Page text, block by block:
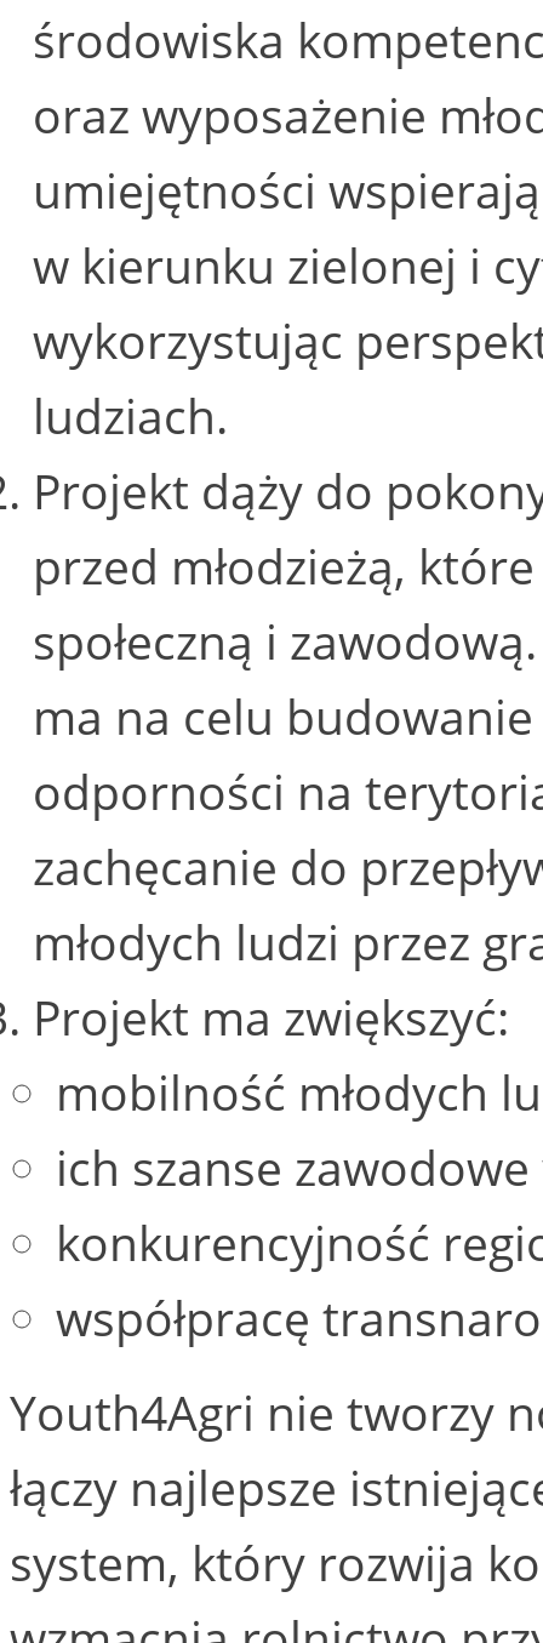
środowiska
oraz wyposażenie
umiejętności
w kierunku zielonej i
wykorzystując
ludziach.
Projekt dąży do
przed młodzieżą,
społeczną i
ma na celu
odporności na
zachęcanie do
młodych ludzi przez
Projekt ma zwiększyć:
mobilność młodych
ich szanse
konkurencyjność
współpracę
Youth4Agri nie tworzy
łączy najlepsze
system, który rozwija